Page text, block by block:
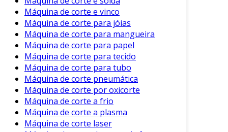
O corte de chapa de metal é uma atividade
crucial em diversas indústrias. A adoção das
tecnologias mais apropriadas, aliada a uma
manutenção adequada, garante eficiência e
qualidade no processo produtivo. Portanto,
compreender as nuances desse procedimento é
essencial para qualquer empresa que deseja
manter sua competitividade e excelência no
mercado.
Investir nessa área é investir na qualidade do
Máquina de corte e vinco
Máquina de corte para jóias
Máquina de corte para mangueira
Máquina de corte para papel
Máquina de corte para tecido
Máquina de corte para tubo
Máquina de corte pneumática
Máquina de corte por oxicorte
Máquina de corte a frio
Máquina de corte a plasma
Máquina de corte laser